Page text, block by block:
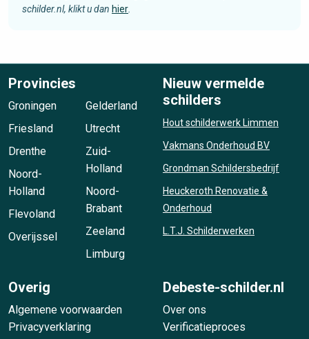
schilder.nl, klikt u dan hier
Provincies
Groningen
Friesland
Drenthe
Noord-
Holland
Flevoland
Overijssel
Gelderland
Utrecht
Zuid-
Holland
Noord-
Brabant
Zeeland
Limburg
Nieuw vermelde
schilders
Hout schilderwerk Limmen
Vakmans Onderhoud BV
Grondman Schildersbedrijf
Heuckeroth Renovatie &
Onderhoud
L.T.J. Schilderwerken
Overig
Algemene voorwaarden
Privacyverklaring
Debeste-schilder.nl
Over ons
Verificatieproces